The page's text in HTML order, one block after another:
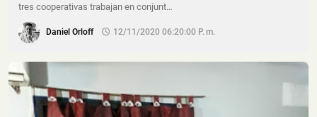
tres cooperativas trabajan en conjunt…
Daniel Orloff 12/11/2020 06:20:00 P. M.